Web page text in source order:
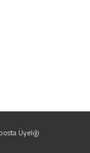
Üyeliği